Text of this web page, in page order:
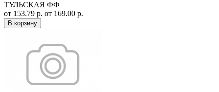
ТУЛЬСКАЯ ФФ
от 153.79 р. от 169.00 р.
В корзину